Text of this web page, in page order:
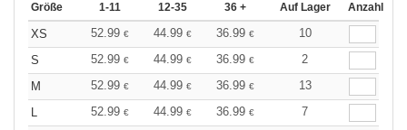
Größe 1-11 12-35 36 + Auf Lager Anzahl
XS 52.99 € 44.99 € 36.99 €
10
S
52.99 € 44.99 € 36.99 €
2
M
52.99 € 44.99 € 36.99 €
13
L
52.99 € 44.99 € 36.99 €
7